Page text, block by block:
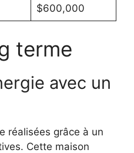
$600,000
terme
avec un
réalisées grâce à un
Cette maison